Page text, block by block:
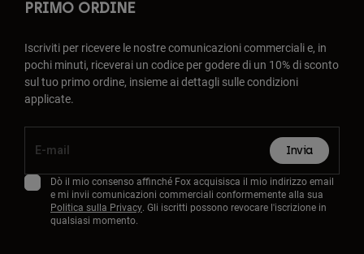
PRIMO ORDINE
Iscriviti per ricevere le nostre comunicazioni commerciali e, in
pochi minuti, riceverai un codice per godere di un 10% di sconto
sul tuo primo ordine, insieme ai dettagli sulle condizioni
applicate.
Invia
Dò il mio consenso affinché Fox acquisisca il mio indirizzo email
e mi invii comunicazioni commerciali conformemente alla sua
Politica sulla Privacy. Gli iscritti possono revocare l'iscrizione in
qualsiasi momento.